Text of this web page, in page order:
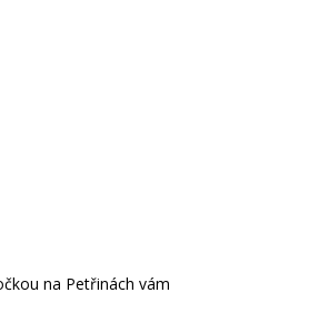
na Petřinách vám